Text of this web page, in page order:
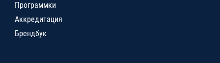
Программки
Аккредитация
Брендбук